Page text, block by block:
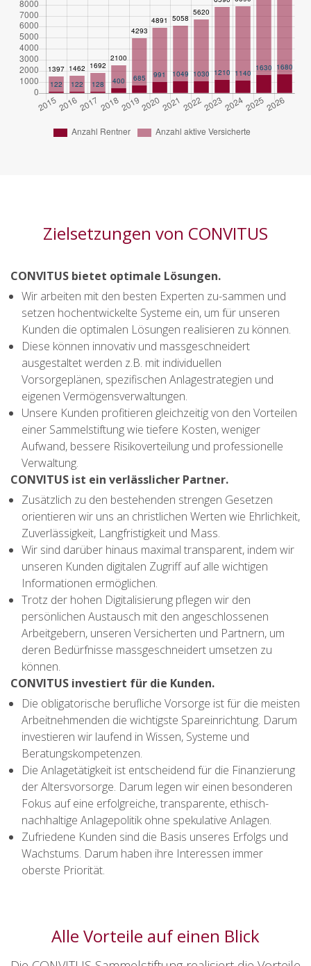
Zielsetzungen von CONVITUS
CONVITUS bietet optimale Lösungen.
Wir arbeiten mit den besten Experten zu-sammen und
setzen hochentwickelte Systeme ein, um für unseren
Kunden die optimalen Lösungen realisieren zu können.
Diese können innovativ und massgeschneidert
ausgestaltet werden z.B. mit individuellen
Vorsorgeplänen, spezifischen Anlagestrategien und
eigenen Vermögensverwaltungen.
Unsere Kunden profitieren gleichzeitig von den Vorteilen
einer Sammelstiftung wie tiefere Kosten, weniger
Aufwand, bessere Risikoverteilung und professionelle
Verwaltung.
CONVITUS ist ein verlässlicher Partner.
Zusätzlich zu den bestehenden strengen Gesetzen
orientieren wir uns an christlichen Werten wie Ehrlichkeit,
Zuverlässigkeit, Langfristigkeit und Mass.
Wir sind darüber hinaus maximal transparent, indem wir
unseren Kunden digitalen Zugriff auf alle wichtigen
Informationen ermöglichen.
Trotz der hohen Digitalisierung pflegen wir den
persönlichen Austausch mit den angeschlossenen
Arbeitgebern, unseren Versicherten und Partnern, um
deren Bedürfnisse massgeschneidert umsetzen zu
können.
CONVITUS investiert für die Kunden.
Die obligatorische berufliche Vorsorge ist für die meisten
Arbeitnehmenden die wichtigste Spareinrichtung. Darum
investieren wir laufend in Wissen, Systeme und
Beratungskompetenzen.
Die Anlagetätigkeit ist entscheidend für die Finanzierung
der Altersvorsorge. Darum legen wir einen besonderen
Fokus auf eine erfolgreiche, transparente, ethisch-
nachhaltige Anlagepolitik ohne spekulative Anlagen.
Zufriedene Kunden sind die Basis unseres Erfolgs und
Wachstums. Darum haben ihre Interessen immer
oberste Priorität.
Alle Vorteile auf einen Blick